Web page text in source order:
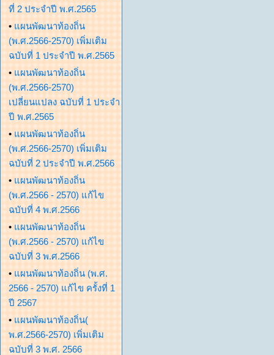
ที่ 2 ประจำปี พ.ศ.2565
• แผนพัฒนาท้องถิ่น
(พ.ศ.2566-2570) เพิ่มเติม
ฉบับที่ 1 ประจำปี พ.ศ.2565
• แผนพัฒนาท้องถิ่น
(พ.ศ.2566-2570)
เปลี่ยนแปลง ฉบับที่ 1 ประจำ
ปี พ.ศ.2565
• แผนพัฒนาท้องถิ่น
(พ.ศ.2566-2570) เพิ่มเติม
ฉบับที่ 2 ประจำปี พ.ศ.2566
• แผนพัฒนาท้องถิ่น
(พ.ศ.2566 - 2570) แก้ไข
ฉบับที่ 4 พ.ศ.2566
• แผนพัฒนาท้องถิ่น
(พ.ศ.2566 - 2570) แก้ไข
ฉบับที่ 3 พ.ศ.2566
• แผนพัฒนาท้องถิ่น (พ.ศ.
2566 - 2570) แก้ไข ครั้งที่ 1
ปี 2567
• แผนพัฒนาท้องถิ่น(
พ.ศ.2566-2570) เพิ่มเติม
ฉบับที่ 3 พ.ศ. 2566